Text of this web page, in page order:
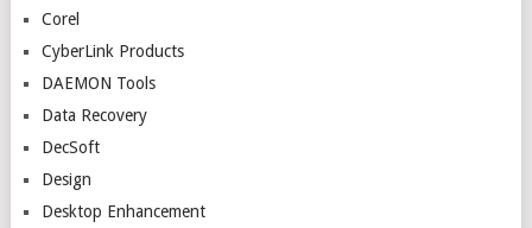
Corel
CyberLink Products
DAEMON Tools
Data Recovery
DecSoft
Design
Desktop Enhancement